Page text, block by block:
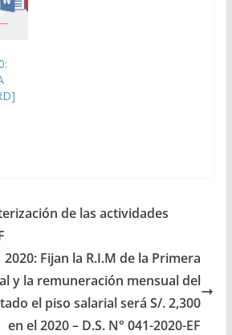
de las actividades
2020: Fijan la R.I.M de la Primera
y la remuneración mensual del
el piso salarial será S/. 2,300
en el 2020 – D.S. N° 041-2020-EF